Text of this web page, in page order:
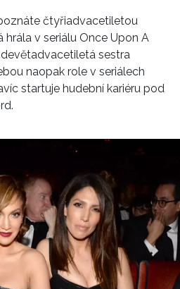
čtyřiadvacetiletou
hrála v seriálu Once Upon A
sestra
naopak role v seriálech
startuje hudební kariéru pod